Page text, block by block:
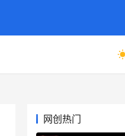
网创热门